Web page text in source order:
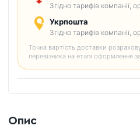
Згідно тарифів компанії,
Укрпошта
Згідно тарифів компанії,
Точна вартість доставки
перевізника на етапі оформлення
Опис